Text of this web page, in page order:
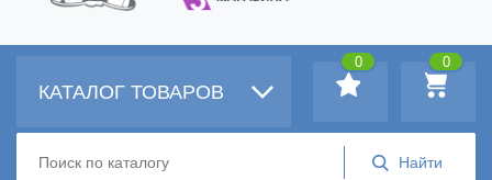
КАТАЛОГ ТОВАРОВ
0
0